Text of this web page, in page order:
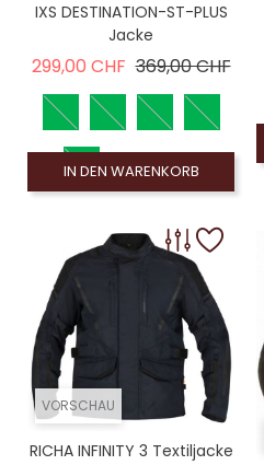
IXS DESTINATION-ST-PLUS
Jacke
299,00 CHF Verkaufspreis
369,00 CHFPreis
IN DEN WARENKORB
VORSCHAU
RICHA INFINITY 3 Textiljacke